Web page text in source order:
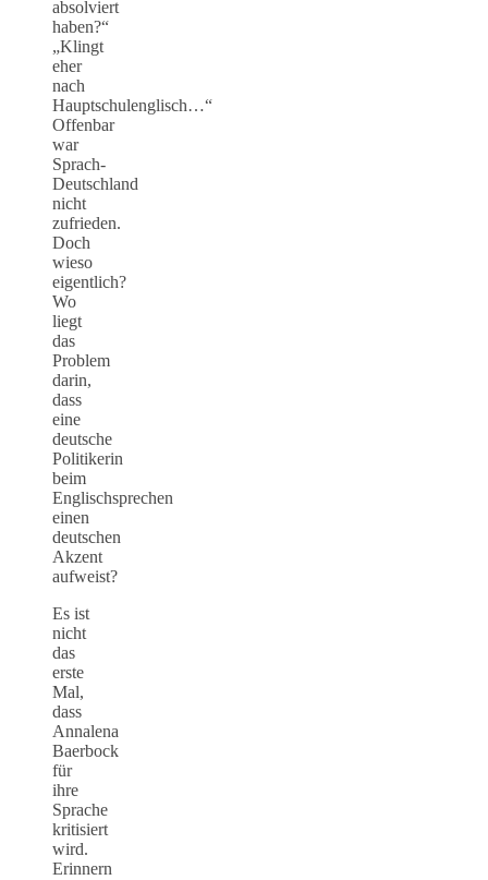
absolviert
haben?“
„Klingt
eher
nach
Hauptschulenglisch…“
Offenbar
war
Sprach-
Deutschland
nicht
zufrieden.
Doch
wieso
eigentlich?
Wo
liegt
das
Problem
darin,
dass
eine
deutsche
Politikerin
beim
Englischsprechen
einen
deutschen
Akzent
aufweist?
Es ist
nicht
das
erste
Mal,
dass
Annalena
Baerbock
für
ihre
Sprache
kritisiert
wird.
Erinnern